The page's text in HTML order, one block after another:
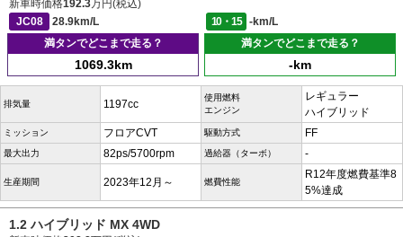
新車時価格192.3万円(税込)
JC08
28.9km/L 10・15
-km/L
満タンでどこまで走る？
1069.3km
満タンでどこまで走る？
-km
排気量 1197cc
使用燃料
エンジン
レギュラー
ハイブリッド
ミッション フロアCVT 駆動方式 FF
最大出力 82ps/5700rpm 過給器（ターボ） -
生産期間 2023年12月～ 燃費性能
R12年度燃費基準8
5%達成
1.2 ハイブリッド MX 4WD